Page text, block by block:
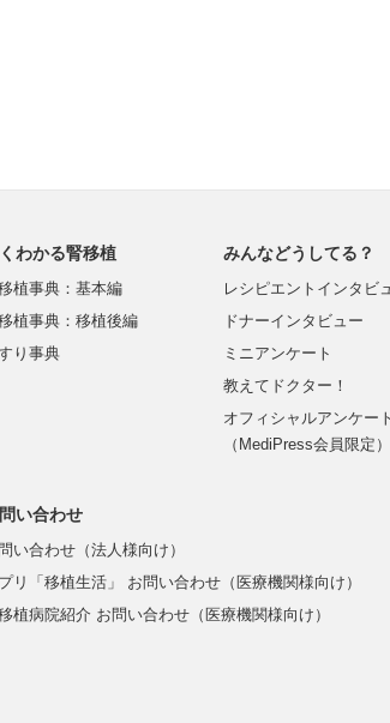
わかる腎移植
植事典：基本編
植事典：移植後編
り事典
みんなどうしてる？
レシピエントインタビ
ドナーインタビュー
ミニアンケート
教えてドクター！
オフィシャルアンケート
（MediPress会員限定）
い合わせ
い合わせ（法人様向け）
リ「移植生活」 お問い合わせ（医療機関様向け）
植病院紹介 お問い合わせ（医療機関様向け）